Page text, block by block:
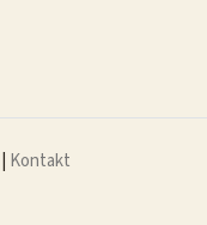
| Kontakt